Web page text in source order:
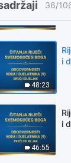
36/
38:29
48:23
i
46:55
i